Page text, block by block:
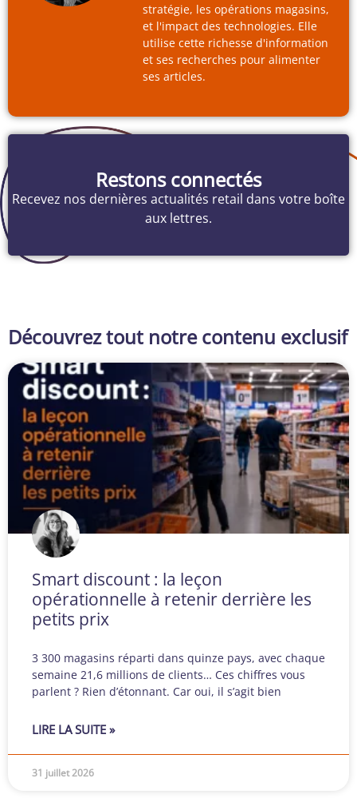
stratégie, les opérations magasins,
et l'impact des technologies. Elle
utilise cette richesse d'information
et ses recherches pour alimenter
ses articles.
Restons connectés
Recevez nos dernières actualités retail dans votre boîte
aux lettres.
Découvrez tout notre contenu exclusif
Smart discount : la leçon
opérationnelle à retenir derrière les
petits prix
3 300 magasins réparti dans quinze pays, avec chaque
semaine 21,6 millions de clients… Ces chiffres vous
parlent ? Rien d’étonnant. Car oui, il s’agit bien
LIRE LA SUITE »
31 juillet 2026